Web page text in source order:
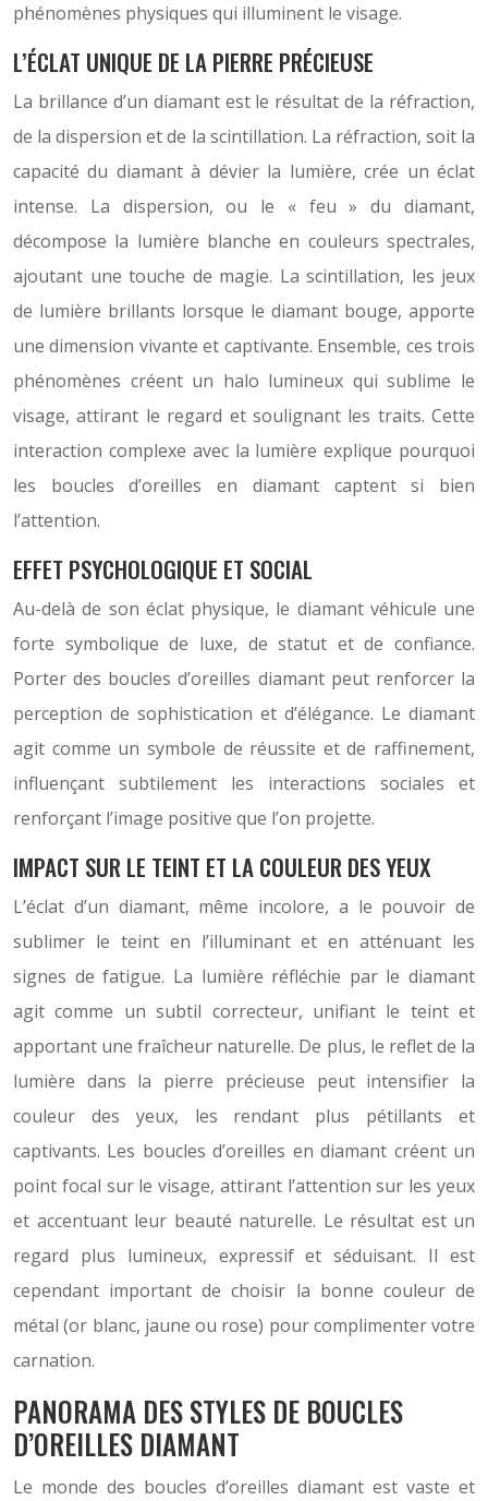
phénomènes physiques qui illuminent le visage.
L’ÉCLAT UNIQUE DE LA PIERRE PRÉCIEUSE
La brillance d’un diamant est le résultat de la réfraction,
de la dispersion et de la scintillation. La réfraction, soit la
capacité du diamant à dévier la lumière, crée un éclat
intense. La dispersion, ou le « feu » du diamant,
décompose la lumière blanche en couleurs spectrales,
ajoutant une touche de magie. La scintillation, les jeux
de lumière brillants lorsque le diamant bouge, apporte
une dimension vivante et captivante. Ensemble, ces trois
phénomènes créent un halo lumineux qui sublime le
visage, attirant le regard et soulignant les traits. Cette
interaction complexe avec la lumière explique pourquoi
les boucles d’oreilles en diamant captent si bien
l’attention.
EFFET PSYCHOLOGIQUE ET SOCIAL
Au-delà de son éclat physique, le diamant véhicule une
forte symbolique de luxe, de statut et de confiance.
Porter des boucles d’oreilles diamant peut renforcer la
perception de sophistication et d’élégance. Le diamant
agit comme un symbole de réussite et de raffinement,
influençant subtilement les interactions sociales et
renforçant l’image positive que l’on projette.
IMPACT SUR LE TEINT ET LA COULEUR DES YEUX
L’éclat d’un diamant, même incolore, a le pouvoir de
sublimer le teint en l’illuminant et en atténuant les
signes de fatigue. La lumière réfléchie par le diamant
agit comme un subtil correcteur, unifiant le teint et
apportant une fraîcheur naturelle. De plus, le reflet de la
lumière dans la pierre précieuse peut intensifier la
couleur des yeux, les rendant plus pétillants et
captivants. Les boucles d’oreilles en diamant créent un
point focal sur le visage, attirant l’attention sur les yeux
et accentuant leur beauté naturelle. Le résultat est un
regard plus lumineux, expressif et séduisant. Il est
cependant important de choisir la bonne couleur de
métal (or blanc, jaune ou rose) pour complimenter votre
carnation.
PANORAMA DES STYLES DE BOUCLES
D’OREILLES DIAMANT
Le monde des boucles d’oreilles diamant est vaste et